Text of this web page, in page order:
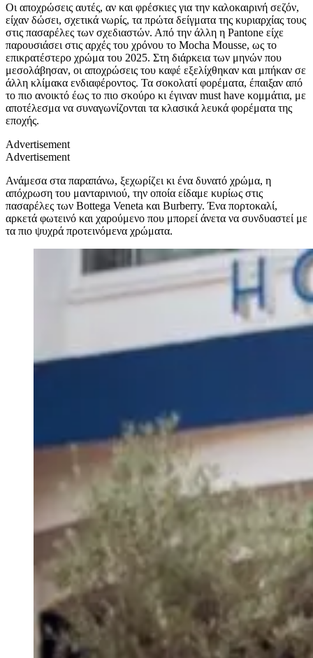
Οι αποχρώσεις αυτές, αν και φρέσκιες για την καλοκαιρινή σεζόν,
είχαν δώσει, σχετικά νωρίς, τα πρώτα δείγματα της κυριαρχίας τους
στις πασαρέλες των σχεδιαστών. Από την άλλη η Pantone είχε
παρουσιάσει στις αρχές του χρόνου το Mocha Mousse, ως το
επικρατέστερο χρώμα του 2025. Στη διάρκεια των μηνών που
μεσολάβησαν, οι αποχρώσεις του καφέ εξελίχθηκαν και μπήκαν σε
άλλη κλίμακα ενδιαφέροντος. Τα σοκολατί φορέματα, έπαιξαν από
το πιο ανοικτό έως το πιο σκούρο κι έγιναν must have κομμάτια, με
αποτέλεσμα να συναγωνίζονται τα κλασικά λευκά φορέματα της
εποχής.
Advertisement
Advertisement
Ανάμεσα στα παραπάνω, ξεχωρίζει κι ένα δυνατό χρώμα, η
απόχρωση του μανταρινιού, την οποία είδαμε κυρίως στις
πασαρέλες των Bottega Veneta και Burberry. Ένα πορτοκαλί,
αρκετά φωτεινό και χαρούμενο που μπορεί άνετα να συνδυαστεί με
τα πιο ψυχρά προτεινόμενα χρώματα.